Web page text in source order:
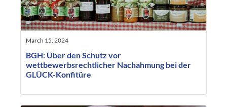
March 15, 2024
BGH: Über den Schutz vor
wettbewerbsrechtlicher Nachahmung bei der
GLÜCK-Konfitüre